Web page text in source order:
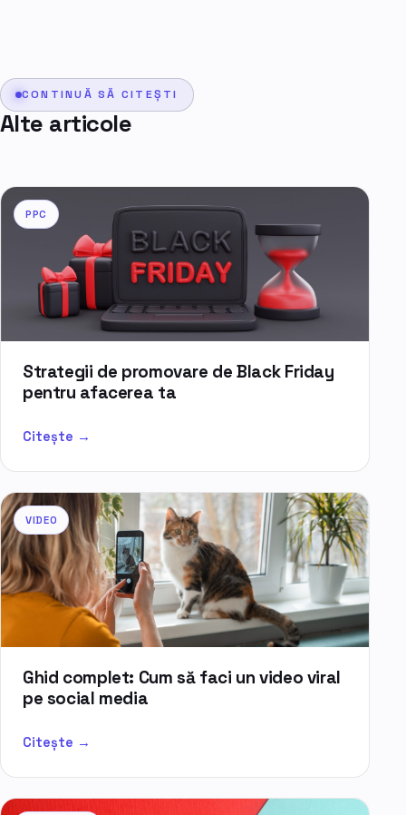
CONTINUĂ SĂ CITEȘTI
Alte articole
PPC
Strategii de promovare de Black Friday
pentru afacerea ta
Citește →
VIDEO
Ghid complet: Cum să faci un video viral
pe social media
Citește →